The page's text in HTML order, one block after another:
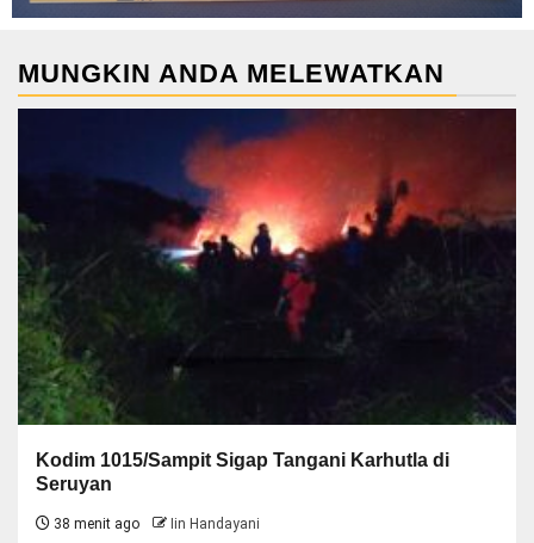
MUNGKIN ANDA MELEWATKAN
Kodim 1015/Sampit Sigap Tangani Karhutla di
Seruyan
38 menit ago Iin Handayani